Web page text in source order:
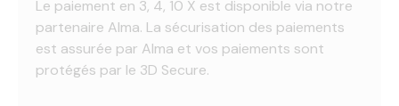
Le paiement en 3, 4, 10 X est disponible via notre
partenaire Alma. La sécurisation des paiements
est assurée par Alma et vos paiements sont
protégés par le 3D Secure.